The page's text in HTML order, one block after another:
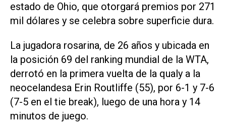
estado de Ohio, que otorgará premios por 271
mil dólares y se celebra sobre superficie dura.
La jugadora rosarina, de 26 años y ubicada en
la posición 69 del ranking mundial de la WTA,
derrotó en la primera vuelta de la qualy a la
neocelandesa Erin Routliffe (55), por 6-1 y 7-6
(7-5 en el tie break), luego de una hora y 14
minutos de juego.